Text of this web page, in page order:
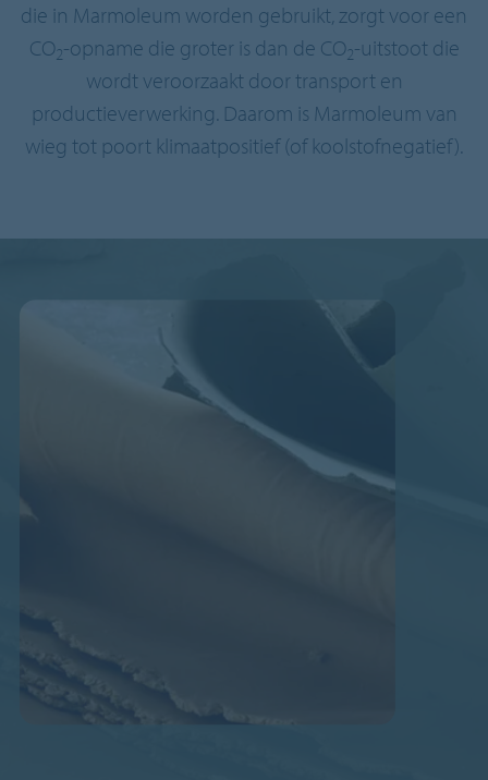
die in Marmoleum worden gebruikt, zorgt voor een
CO2-opname die groter is dan de CO2-uitstoot die
wordt veroorzaakt door transport en
productieverwerking. Daarom is Marmoleum van
wieg tot poort klimaatpositief (of koolstofnegatief).